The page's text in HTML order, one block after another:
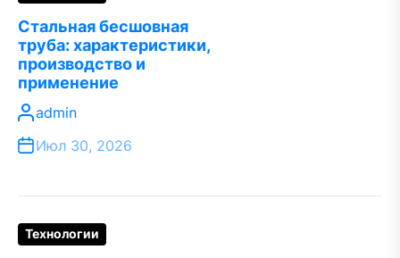
Стальная бесшовная
труба: характеристики,
производство и
применение
admin
Июл 30, 2026
Технологии